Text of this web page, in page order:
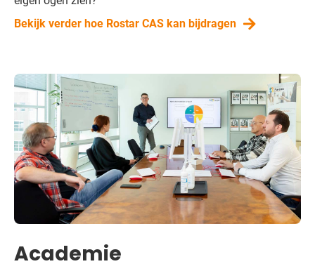
Bekijk verder hoe Rostar CAS kan bijdragen
Academie